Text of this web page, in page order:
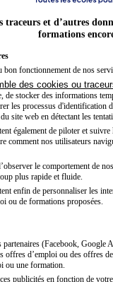
traceurs et d’autres
formations
bon fonctionnement de nos
des cookies ou
de stocker des informations
les processus
site web en détectant les
également de piloter et
comment nos utilisateurs
le comportement de
plus rapide et fluide.
enfin de personnaliser les
ou de formations proposées.
partenaires (Facebook,
offres d’emploi ou des offres
ou une formation.
publicités en fonction de